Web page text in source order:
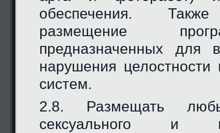
обеспечения.
размещение
предназначенных
нарушения целостности
систем.
2.8. Размещать
сексуального и